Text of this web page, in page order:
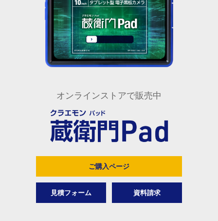
オンラインストアで販売中
ご購入ページ
見積フォーム 資料請求